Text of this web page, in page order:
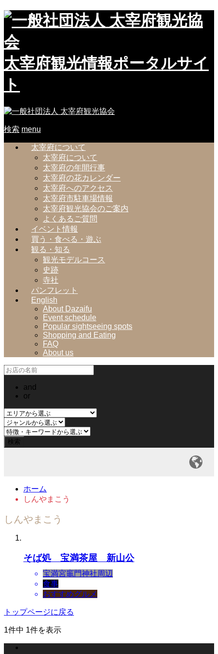
太宰府観光情報ポータルサイ
ト
検索 menu
太宰府について
太宰府について
太宰府の年間行事
太宰府の花カレンダー
太宰府へのアクセス
太宰府市駐車場情報
太宰府観光協会のご案内
よくあるご質問
イベント情報
買う・食べる・遊ぶ
観る・知る
観光モデルコース
史跡
寺社
パンフレット
English
About Dazaifu
Event schedule
Popular sightseeing spots
Shopping and Eating
FAQ
About us
and
or
ホーム
しんやまこう
しんやまこう
そば処 宝満茶屋 新山公
宝満宮竈門神社周辺
食事
おすすめグルメ
トップページに戻る
1件中 1件を表示